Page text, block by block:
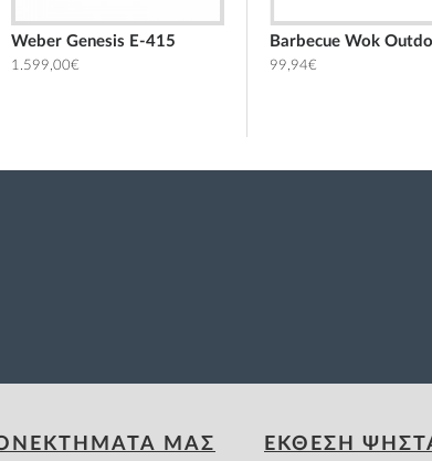
Weber Genesis E-415
1.599,00€
14,95€
Barbecue Wok
99,94€
ΜΑΣ ΕΚΘΕΣΗ